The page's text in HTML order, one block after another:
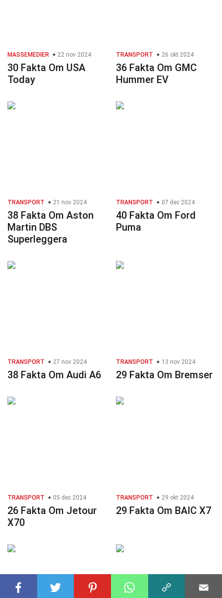
MASSEMEDIER 22 nov 2024
30 Fakta Om USA
Today
TRANSPORT 26 okt 2024
36 Fakta Om GMC
Hummer EV
TRANSPORT 21 nov 2024
38 Fakta Om Aston
Martin DBS
Superleggera
TRANSPORT 07 dec 2024
40 Fakta Om Ford
Puma
TRANSPORT 27 nov 2024
38 Fakta Om Audi A6
TRANSPORT 13 nov 2024
29 Fakta Om Bremser
TRANSPORT 05 dec 2024
26 Fakta Om Jetour
X70
TRANSPORT 29 okt 2024
29 Fakta Om BAIC X7